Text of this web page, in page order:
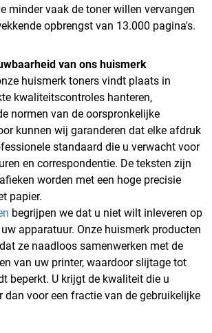
minder vaak de toner willen vervangen
opbrengst van 13.000 pagina's.
van ons huismerk
huismerk toners vindt plaats in
kwaliteitscontroles hanteren,
normen van de oorspronkelijke
kunnen wij garanderen dat elke afdruk
standaard die u verwacht voor
en correspondentie. De teksten zijn
worden met een hoge precisie
papier.
begrijpen we dat u niet wilt inleveren op
apparatuur. Onze huismerk producten
ze naadloos samenwerken met de
van uw printer, waardoor slijtage tot
beperkt. U krijgt de kwaliteit die u
dan voor een fractie van de gebruikelijke